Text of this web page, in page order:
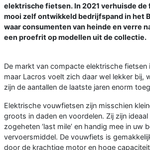
elektrische fietsen. In 2021 verhuisde de
mooi zelf ontwikkeld bedrijfspand in het
waar consumenten van heinde en verre
een proefrit op modellen uit de collectie.
De markt van compacte elektrische fietsen
maar Lacros voelt zich daar wel lekker bij,
zijn de aantallen de laatste jaren enorm
Elektrische vouwfietsen zijn misschien
groots in daden en voordelen. Zij zijn
zogeheten ‘last mile’ en handig mee in uw
vervoersmiddel. De vouwfiets is
door de krachtige motor en hoge